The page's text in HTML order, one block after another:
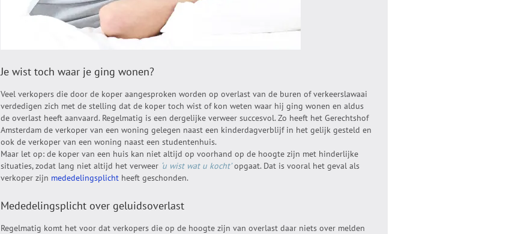
Je wist toch waar je ging wonen?
Veel verkopers die door de koper aangesproken worden op overlast van de buren of verkeerslawaai
verdedigen zich met de stelling dat de koper toch wist of kon weten waar hij ging wonen en aldus
de overlast heeft aanvaard. Regelmatig is een dergelijke verweer succesvol. Zo heeft het Gerechtshof
Amsterdam de verkoper van een woning gelegen naast een kinderdagverblijf in het gelijk gesteld en
ook de verkoper van een woning naast een studentenhuis.
Maar let op: de koper van een huis kan niet altijd op voorhand op de hoogte zijn met hinderlijke
situaties, zodat lang niet altijd het verweer ‘u wist wat u kocht’opgaat. Dat is vooral het geval als
verkoper zijn mededelingsplicht heeft geschonden.
Mededelingsplicht over geluidsoverlast
Regelmatig komt het voor dat verkopers die op de hoogte zijn van overlast daar niets over melden